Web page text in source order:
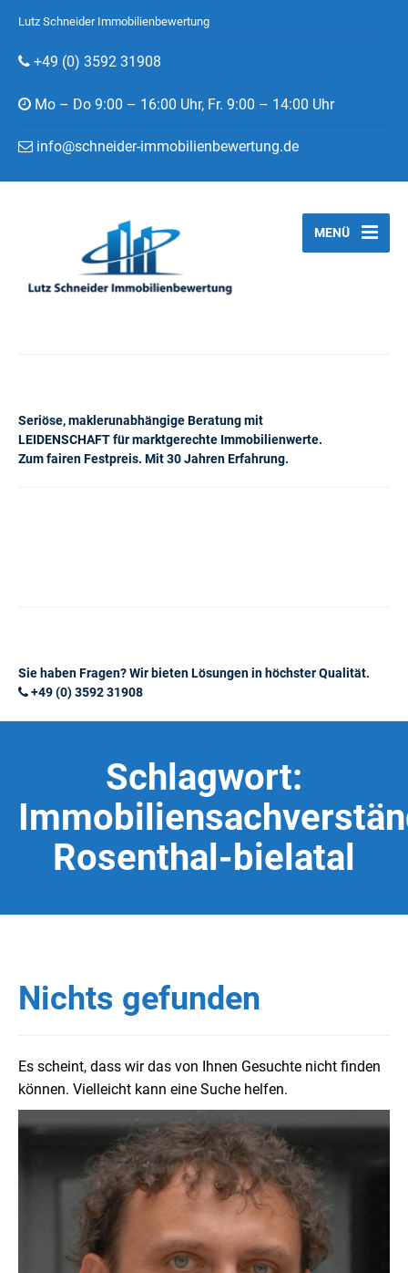
Lutz Schneider Immobilienbewertung
+49 (0) 3592 31908
Mo – Do 9:00 – 16:00 Uhr, Fr. 9:00 – 14:00 Uhr
info@schneider-immobilienbewertung.de
Seriöse, maklerunabhängige Beratung mit
LEIDENSCHAFT für marktgerechte Immobilienwerte.
Zum fairen Festpreis. Mit 30 Jahren Erfahrung.
MENÜ
Sie haben Fragen? Wir bieten Lösungen in höchster Qualität.
+49 (0) 3592 31908
Schlagwort:
Rosenthal-bielatal
Nichts gefunden
Es scheint, dass wir das von Ihnen Gesuchte nicht finden
können. Vielleicht kann eine Suche helfen.